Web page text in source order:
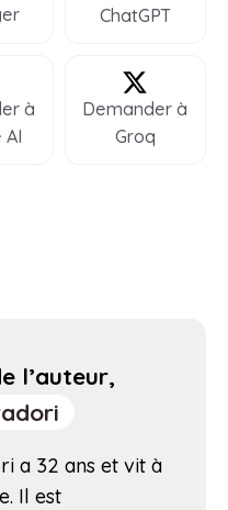
ChatGPT
à
AI
Demander à
Groq
l’auteur,
a 32 ans et vit à
Il est